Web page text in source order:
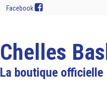
Facebook
Chelles
La boutique officielle